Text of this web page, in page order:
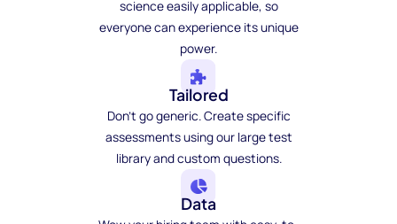
science easily applicable, so
everyone can experience its unique
power.
Tailored
Don't go generic. Create specific
assessments using our large test
library and custom questions.
Data